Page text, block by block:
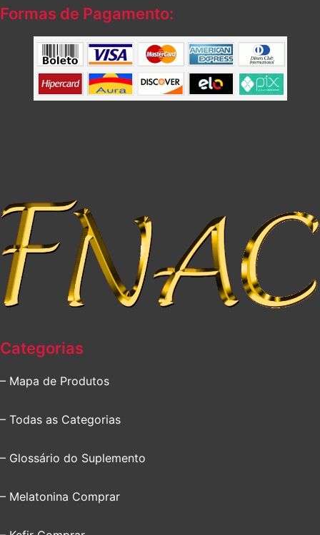
Formas de Pagamento:
Categorias
– Mapa de Produtos
– Todas as Categorias
– Glossário do Suplemento
– Melatonina Comprar